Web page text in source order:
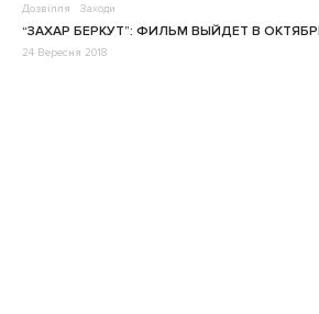
Дозвілля Заходи
“ЗАХАР БЕРКУТ”: ФИЛЬМ ВЫЙДЕТ В
24 Вересня 2018